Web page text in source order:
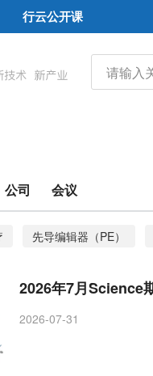
行云公开课
公司 会议
先导编辑器（PE）
CBEs）
2026年7月Science
2026-07-31